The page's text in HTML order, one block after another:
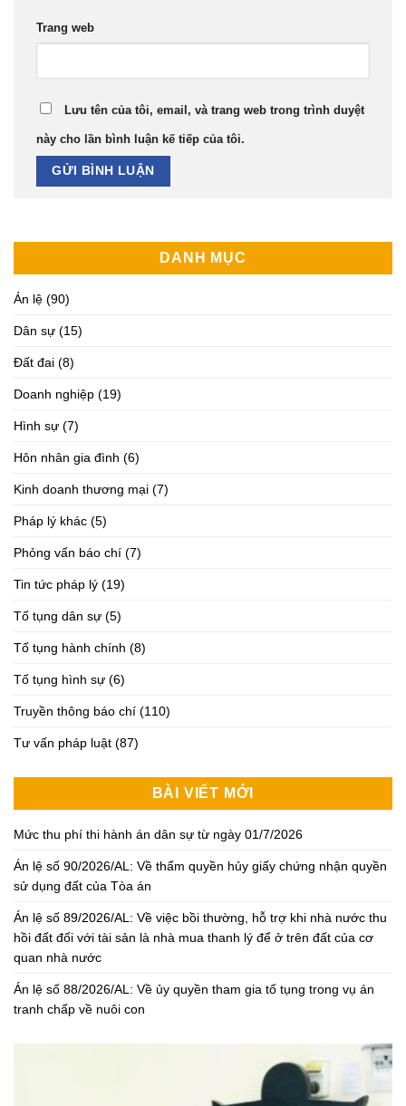
Trang web
Lưu tên của tôi, email, và trang web trong trình duyệt
này cho lần bình luận kế tiếp của tôi.
DANH MỤC
Án lệ (90)
Dân sự (15)
Đất đai (8)
Doanh nghiệp (19)
Hình sự (7)
Hôn nhân gia đình (6)
Kinh doanh thương mại (7)
Pháp lý khác (5)
Phỏng vấn báo chí (7)
Tin tức pháp lý (19)
Tố tụng dân sự (5)
Tố tụng hành chính (8)
Tố tụng hình sự (6)
Truyền thông báo chí (110)
Tư vấn pháp luật (87)
BÀI VIẾT MỚI
Mức thu phí thi hành án dân sự từ ngày 01/7/2026
Án lệ số 90/2026/AL: Về thẩm quyền hủy giấy chứng nhận quyền
sử dụng đất của Tòa án
Án lệ số 89/2026/AL: Về việc bồi thường, hỗ trợ khi nhà nước thu
hồi đất đối với tài sản là nhà mua thanh lý để ở trên đất của cơ
quan nhà nước
Án lệ số 88/2026/AL: Về ủy quyền tham gia tố tụng trong vụ án
tranh chấp về nuôi con